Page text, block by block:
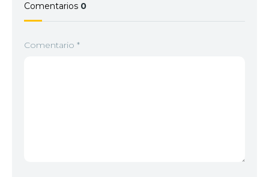
Comentarios 0
Comentario *